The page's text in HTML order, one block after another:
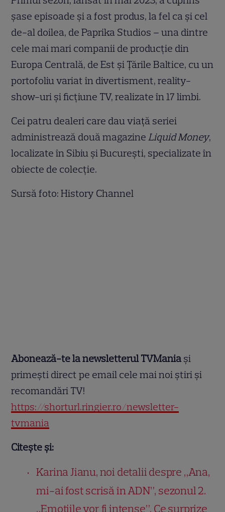
șase episoade și a fost produs, la fel ca și cel
de-al doilea, de Paprika Studios – una dintre
cele mai mari companii de producție din
Europa Centrală, de Est și Țările Baltice, cu un
portofoliu variat în divertisment, reality-
show-uri și ficțiune TV, realizate în 17 limbi.
Cei patru dealeri care dau viață seriei
administrează două magazineLiquid Money,
localizate în Sibiu și București, specializate în
obiecte de colecție.
Sursă foto: History Channel
Abonează-te la newsletterul TVMania și
primești direct pe email cele mai noi știri și
recomandări TV!
https://shorturl.ringier.ro/newsletter-
tvmania
Citește și:
Karina Jianu, noi detalii despre „Ana,
mi-ai fost scrisă în ADN”, sezonul 2.
„Emoțiile vor fi intense”. Ce surprize